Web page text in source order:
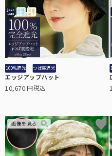
全ての折
こちらから全ての折りたたみ傘を
長傘：
全ての
こちらから全ての遮光帽子をご覧
100%遮光 つば裏遮光
エッジアップハット
10,670 税込